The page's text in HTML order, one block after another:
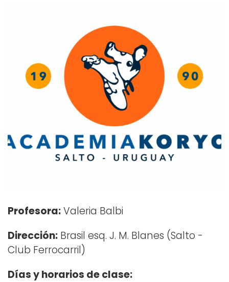
Profesora:Valeria Balbi
Dirección: Brasil esq. J. M. Blanes (Salto -
Club Ferrocarril)
Días y horarios de clase: